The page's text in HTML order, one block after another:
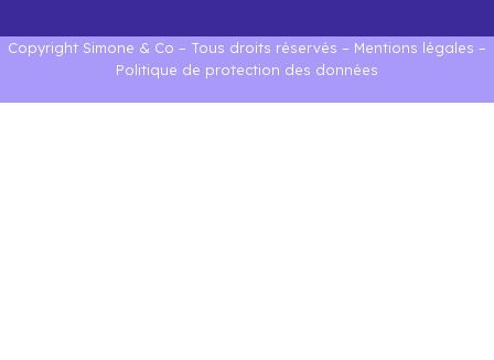
Copyright Simone & Co – Tous droits réservés – Mentions légales –
Politique de protection des données